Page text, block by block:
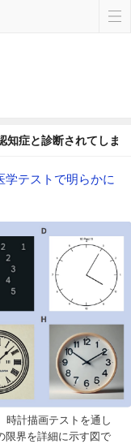
知症と診断されてしま
学テストで明らかに
時計描画テストを通し
限界を詳細に示す図で